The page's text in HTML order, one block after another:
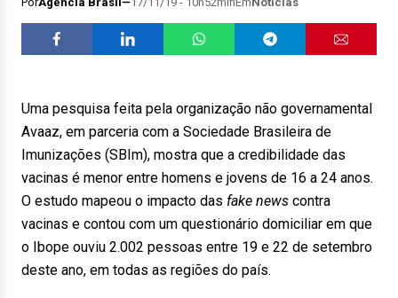
Uma pesquisa feita pela organização não governamental
Avaaz, em parceria com a Sociedade Brasileira de
Imunizações (SBIm), mostra que a credibilidade das
vacinas é menor entre homens e jovens de 16 a 24 anos.
O estudo mapeou o impacto das fake news contra
vacinas e contou com um questionário domiciliar em que
o Ibope ouviu 2.002 pessoas entre 19 e 22 de setembro
deste ano, em todas as regiões do país.